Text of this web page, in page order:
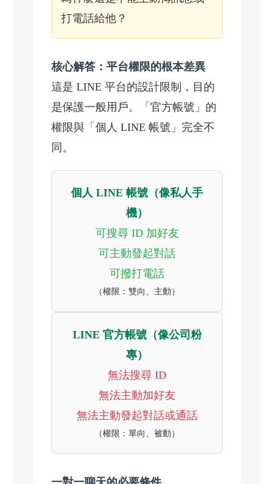
打電話給他？
核心解答：平台權限的根本差異
這是 LINE 平台的設計限制，目的
是保護一般用戶。「官方帳號」的
權限與「個人 LINE 帳號」完全不
同。
個人 LINE 帳號（像私人手
機）
可搜尋 ID 加好友
可主動發起對話
可撥打電話
（權限：雙向、主動）
LINE 官方帳號（像公司粉
專）
無法搜尋 ID
無法主動加好友
無法主動發起對話或通話
（權限：單向、被動）